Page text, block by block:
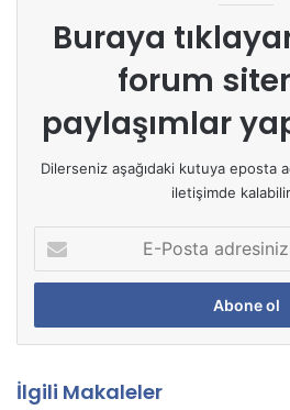
Buraya
forum
paylaşımlar
Dilerseniz aşağıdaki kutuya eposta
iletişimde
P
s
a
İlgili Makaleler